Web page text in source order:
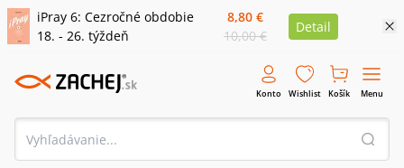
iPray 6: Cezročné obdobie
18. - 26. týždeň
8,80 €
10,00 €
Detail
Konto Wishlist Košík Menu